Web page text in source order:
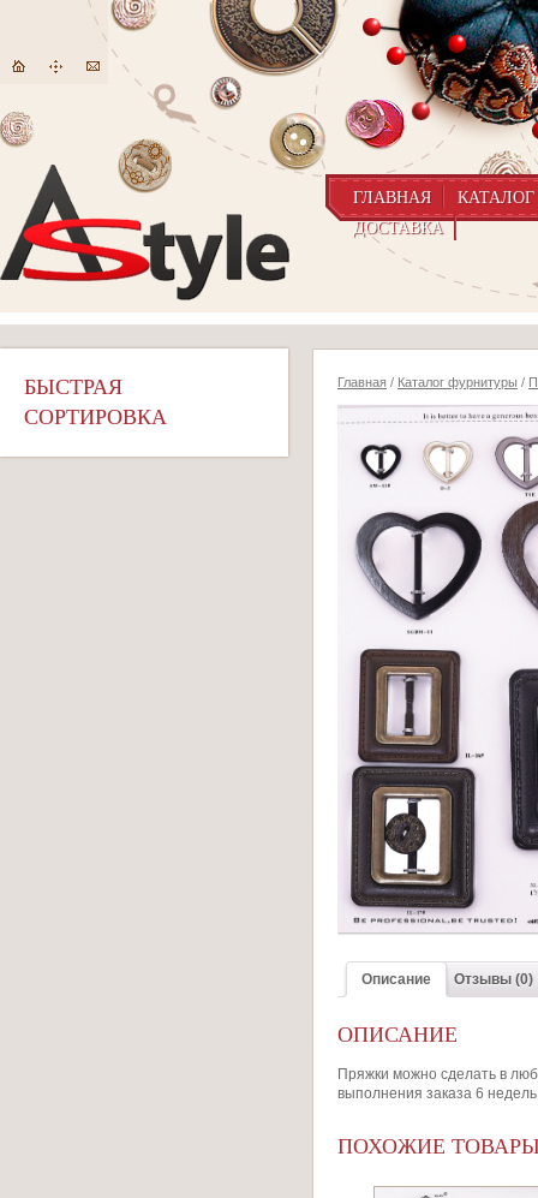
ГЛАВНАЯ
КАТАЛОГ
ДОСТАВКА
БЫСТРАЯ
СОРТИРОВКА
Главная / Каталог фурнитуры /
Описание Отзывы (0)
ОПИСАНИЕ
Пряжки можно сделать в
выполнения заказа 6
ПОХОЖИЕ